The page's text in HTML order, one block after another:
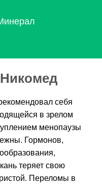
себя
в зрелом
менопаузы
Гормонов,
теряет свою
Переломы в